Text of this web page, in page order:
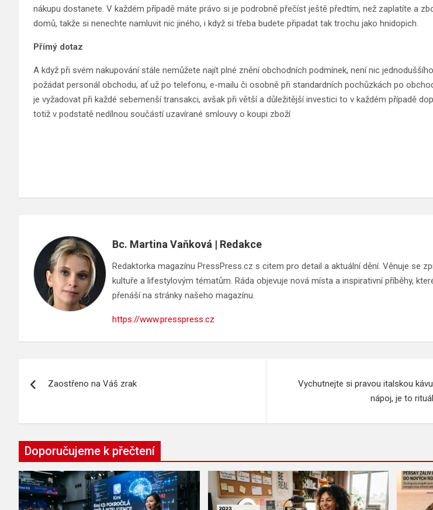
nákupu dostanete. V každém případě máte právo si je podrobně přečíst ještě předtím, než zaplatíte a
domů, takže si nenechte namluvit nic jiného, i když si třeba budete připadat tak trochu jako hnidopich.
Přímý dotaz
A když při svém nakupování stále nemůžete najít plné znění obchodních podmínek, není nic
požádat personál obchodu, ať už po telefonu, e-mailu či osobně při standardních pochůzkách po
je vyžadovat při každé sebemenší transakci, avšak při větší a důležitější investici to v každém případě
totiž v podstatě nedílnou součástí uzavírané smlouvy o koupi zboží
Bc. Martina Vaňková | Redakce
Redaktorka magazínu PressPress.cz s citem pro detail a aktuální dění. Věnuje se
kultuře a lifestylovým tématům. Ráda objevuje nová místa a inspirativní příběhy,
přenáší na stránky našeho magazínu.
https://www.presspress.cz
pro
příspěvek
Zaostřeno na Váš zrak
Vychutnejte si pravou italskou
nápoj, je to
Doporučujeme k přečtení